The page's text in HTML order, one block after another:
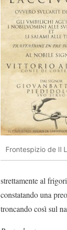
Frontespizio de Il
strettamente al
constatando una
troncando così sul